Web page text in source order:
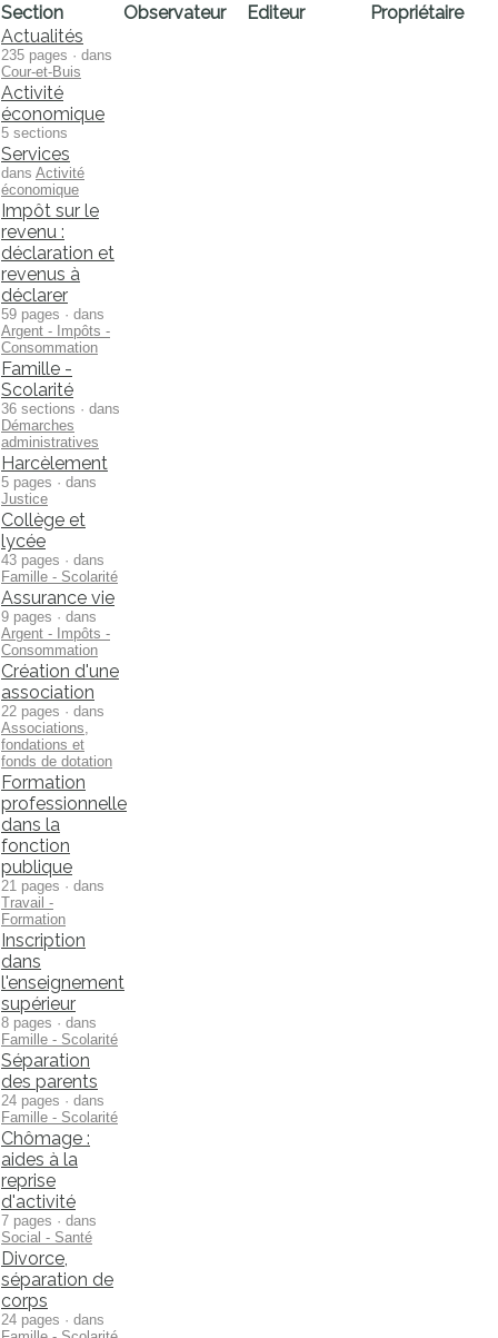
Section Observateur Editeur
Propriétaire
Actualités
235 pages · dans
Cour-et-Buis
Activité
économique
5 sections
Services
dans Activité
économique
Impôt sur le
revenu :
déclaration et
revenus à
déclarer
59 pages · dans
Argent - Impôts -
Consommation
Famille -
Scolarité
36 sections · dans
Démarches
administratives
Harcèlement
5 pages · dans
Justice
Collège et
lycée
43 pages · dans
Famille - Scolarité
Assurance vie
9 pages · dans
Argent - Impôts -
Consommation
Création d'une
association
22 pages · dans
Associations,
fondations et
fonds de dotation
Formation
professionnelle
dans la
fonction
publique
21 pages · dans
Travail -
Formation
Inscription
dans
l'enseignement
supérieur
8 pages · dans
Famille - Scolarité
Séparation
des parents
24 pages · dans
Famille - Scolarité
Chômage :
aides à la
reprise
d'activité
7 pages · dans
Social - Santé
Divorce,
séparation de
corps
24 pages · dans